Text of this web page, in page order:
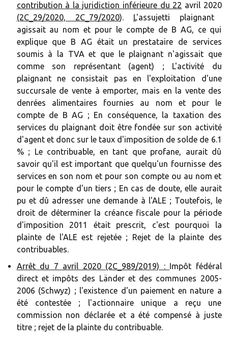
contribution à la juridiction inférieure du 22 avril 2020
(2C_29/2020, 2C_79/2020). L'assujetti plaignant
agissait au nom et pour le compte de B AG, ce qui
explique que B AG était un prestataire de services
soumis à la TVA et que le plaignant n'agissait que
comme son représentant (agent) ; L'activité du
plaignant ne consistait pas en l'exploitation d'une
succursale de vente à emporter, mais en la vente des
denrées alimentaires fournies au nom et pour le
compte de B AG ; En conséquence, la taxation des
services du plaignant doit être fondée sur son activité
d'agent et donc sur le taux d'imposition de solde de 6.1
% ; Le contribuable, en tant que profane, aurait dû
savoir qu'il est important que quelqu'un fournisse des
services en son nom et pour son compte ou au nom et
pour le compte d'un tiers ; En cas de doute, elle aurait
pu et dû adresser une demande à l'ALE ; Toutefois, le
droit de déterminer la créance fiscale pour la période
d'imposition 2011 était prescrit, c'est pourquoi la
plainte de l'ALE est rejetée ; Rejet de la plainte des
contribuables.
Arrêt du 7 avril 2020 (2C_989/2019) : Impôt fédéral
direct et impôts des Länder et des communes 2005-
2006 (Schwyz) ; l'existence d'un paiement en nature a
été contestée ; l'actionnaire unique a reçu une
commission non déclarée et a été compensé à juste
titre ; rejet de la plainte du contribuable.